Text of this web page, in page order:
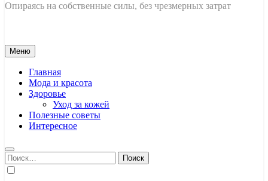
Опираясь на собственные силы, без чрезмерных затрат
Меню
Главная
Мода и красота
Здоровье
Уход за кожей
Полезные советы
Интересное
Найти: